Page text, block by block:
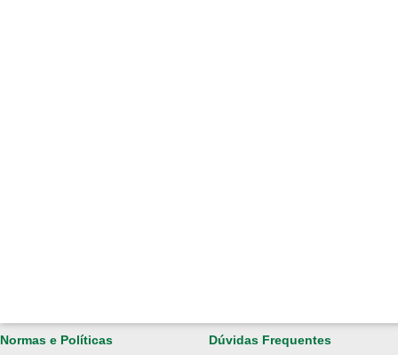
Normas e Políticas Dúvidas Frequentes